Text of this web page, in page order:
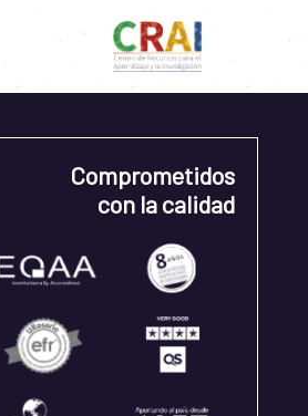
Comprometidos
con la calidad